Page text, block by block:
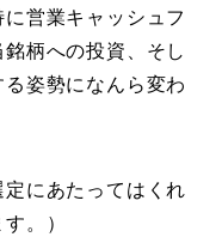
営業キャッシュフ
柄への投資、そし
姿勢になんら変わ
定にあたってはくれ
。）